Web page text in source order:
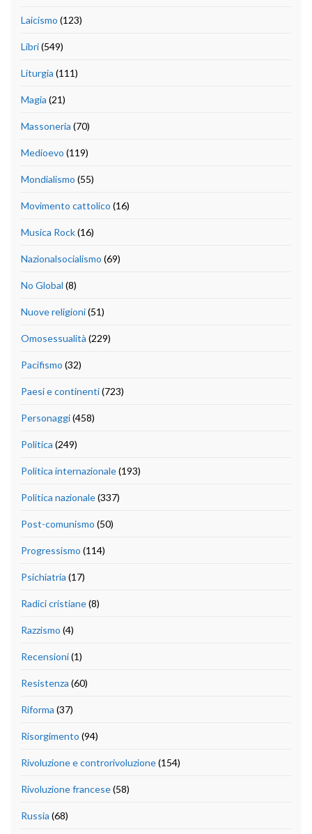
Laicismo (123)
Libri(549)
Liturgia (111)
Magia (21)
Massoneria (70)
Medioevo (119)
Mondialismo (55)
Movimento cattolico (16)
Musica Rock(16)
Nazionalsocialismo (69)
No Global (8)
Nuove religioni(51)
Omosessualità (229)
Pacifismo (32)
Paesi e continenti(723)
Personaggi(458)
Politica (249)
Politica internazionale(193)
Politica nazionale(337)
Post-comunismo (50)
Progressismo (114)
Psichiatria (17)
Radici cristiane(8)
Razzismo (4)
Recensioni(1)
Resistenza (60)
Riforma (37)
Risorgimento (94)
Rivoluzione e controrivoluzione(154)
Rivoluzione francese(58)
Russia (68)